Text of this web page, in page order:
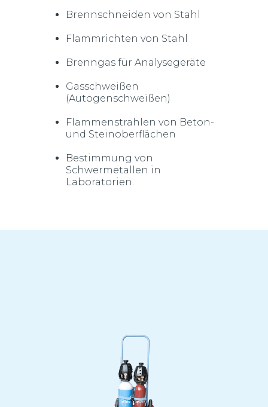
Brennschneiden von Stahl
Flammrichten von Stahl
Brenngas für Analysegeräte
Gasschweißen
(Autogenschweißen)
Flammenstrahlen von Beton-
und Steinoberflächen
Bestimmung von
Schwermetallen in
Laboratorien.